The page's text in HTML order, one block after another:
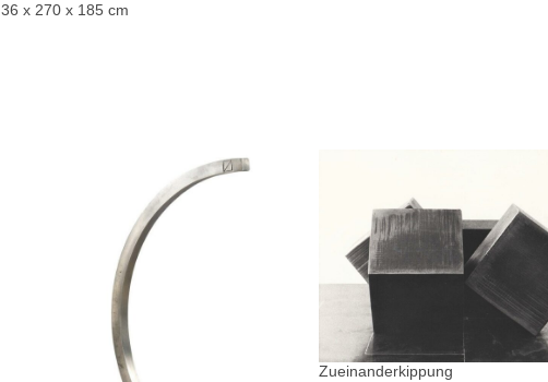
36 x 270 x 185 cm
Zueinanderkippung